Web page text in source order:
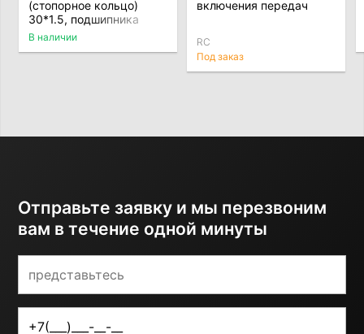
(стопорное кольцо)
30*1.5, подшипника
промежеточного вала
В наличии
включения передач
RC
Под заказ
Отправьте заявку и мы перезвоним
вам в течение одной минуты